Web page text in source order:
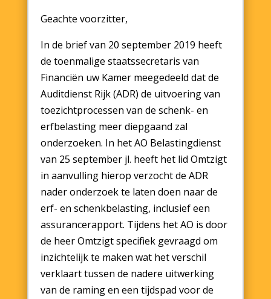
Geachte voorzitter,
In de brief van 20 september 2019 heeft
de toenmalige staatssecretaris van
Financiën uw Kamer meegedeeld dat de
Auditdienst Rijk (ADR) de uitvoering van
toezichtprocessen van de schenk- en
erfbelasting meer diepgaand zal
onderzoeken. In het AO Belastingdienst
van 25 september jl. heeft het lid Omtzigt
in aanvulling hierop verzocht de ADR
nader onderzoek te laten doen naar de
erf- en schenkbelasting, inclusief een
assurancerapport. Tijdens het AO is door
de heer Omtzigt specifiek gevraagd om
inzichtelijk te maken wat het verschil
verklaart tussen de nadere uitwerking
van de raming en een tijdspad voor de